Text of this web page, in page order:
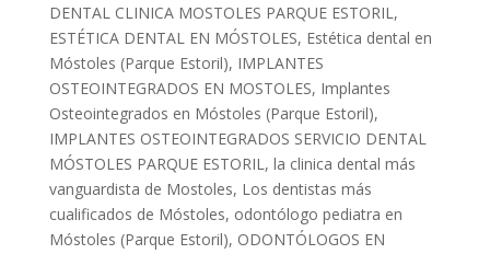
DENTAL CLINICA MOSTOLES PARQUE ESTORIL,
ESTÉTICA DENTAL EN MÓSTOLES, Estética dental en
Móstoles (Parque Estoril), IMPLANTES
OSTEOINTEGRADOS EN MOSTOLES, Implantes
Osteointegrados en Móstoles (Parque Estoril),
IMPLANTES OSTEOINTEGRADOS SERVICIO DENTAL
MÓSTOLES PARQUE ESTORIL, la clinica dental más
vanguardista de Mostoles, Los dentistas más
cualificados de Móstoles, odontólogo pediatra en
Móstoles (Parque Estoril), ODONTÓLOGOS EN